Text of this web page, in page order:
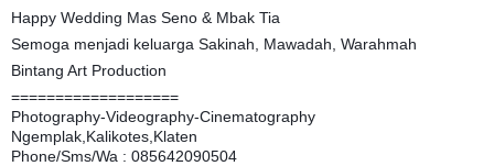
Happy Wedding Mas Seno & Mbak Tia
Semoga menjadi keluarga Sakinah, Mawadah, Warahmah
Bintang Art Production
===================
Photography-Videography-Cinematography
Ngemplak,Kalikotes,Klaten
Phone/Sms/Wa : 085642090504